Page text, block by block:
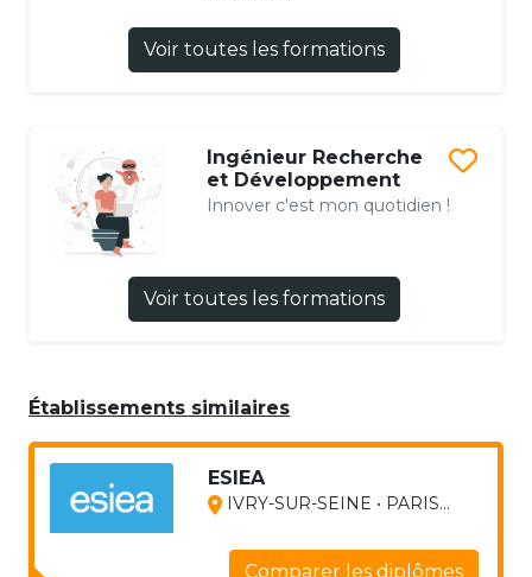
Voir toutes les formations
Ingénieur Recherche
et Développement
Innover c'est mon quotidien !
Voir toutes les formations
Établissements similaires
ESIEA
IVRY-SUR-SEINE • PARIS...
Comparer les diplômes